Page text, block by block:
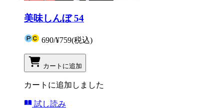
美味しんぼ 54
690/¥759(税込)
カートに追加
カートに追加しました
試し読み